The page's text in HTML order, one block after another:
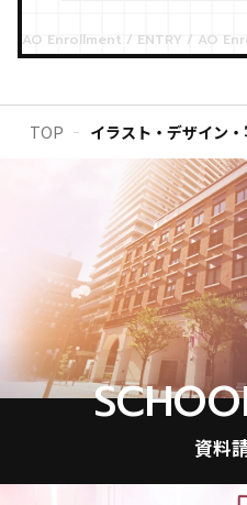
TOP イラスト・デザイン
資料